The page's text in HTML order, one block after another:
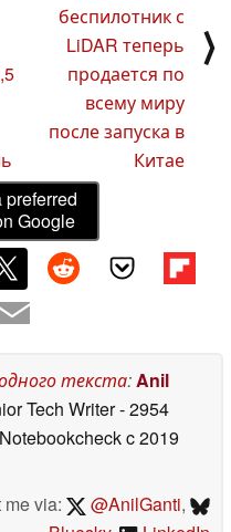
беспилотник с
LiDAR теперь
продается по
всему миру
после запуска в
Китае
⟩
preferred
Google
текста:Anil
Tech Writer- 2954
c 2019
me via:
@AnilGanti,